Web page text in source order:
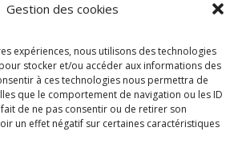
Gestion des cookies
expériences, nous utilisons des technologies
stocker et/ou accéder aux informations des
à ces technologies nous permettra de
que le comportement de navigation ou les ID
de ne pas consentir ou de retirer son
un effet négatif sur certaines caractéristiques
Spectacle
visuel